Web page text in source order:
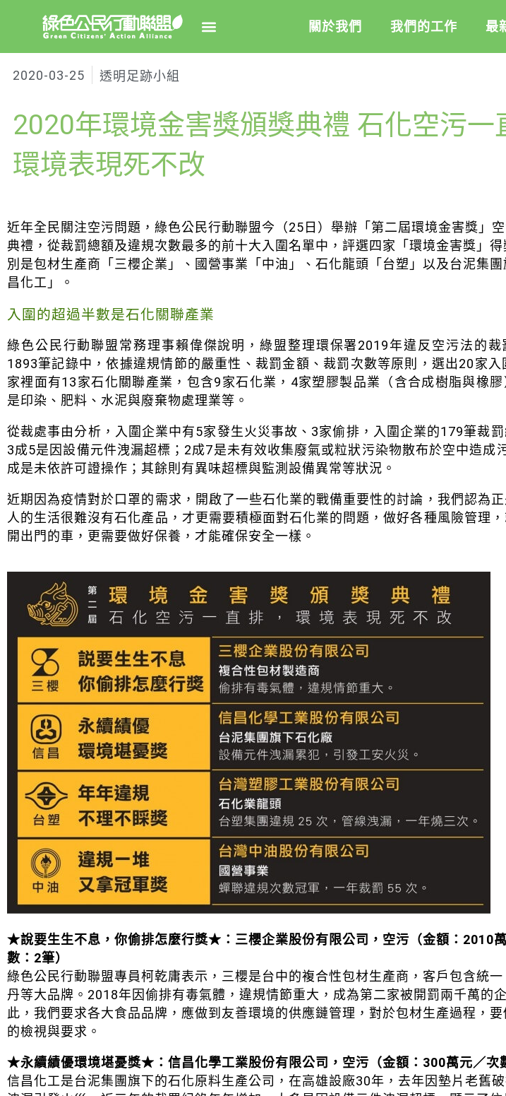
綠盟簡介
捐款徵信
年度報告與財報
廢除核電
關於我們 我們的工作 最
2020-03-25 透明足跡小組
2020年環境金害獎頒獎典禮 石化空污一
環境表現死不改
近年全民關注空污問題，綠色公民行動聯盟今（25日）舉辦「第二屆環境金害獎」
典禮，從裁罰總額及違規次數最多的前十大入圍名單中，評選四家「環境金害獎」
別是包材生產商「三櫻企業」、國營事業「中油」、石化龍頭「台塑」以及台泥集團
昌化工」。
入圍的超過半數是石化關聯產業
綠色公民行動聯盟常務理事賴偉傑說明，綠盟整理環保署2019年違反空污法的裁
1893筆記錄中，依據違規情節的嚴重性、裁罰金額、裁罰次數等原則，選出20家入
家裡面有13家石化關聯產業，包含9家石化業，4家塑膠製品業（含合成樹脂與橡膠
是印染、肥料、水泥與廢棄物處理業等。
從裁處事由分析，入圍企業中有5家發生火災事故、3家偷排，入圍企業的179筆裁
3成5是因設備元件洩漏超標；2成7是未有效收集廢氣或粒狀污染物散布於空中造成
成是未依許可證操作；其餘則有異味超標與監測設備異常等狀況。
近期因為疫情對於口罩的需求，開啟了一些石化業的戰備重要性的討論，我們認為
人的生活很難沒有石化產品，才更需要積極面對石化業的問題，做好各種風險管理
開出門的車，更需要做好保養，才能確保安全一樣。
★說要生生不息，你偷排怎麼行獎★ ：三櫻企業股份有限公司，空污（金額：2010
數：2筆）
綠色公民行動聯盟專員柯乾庸表示，三櫻是台中的複合性包材生產商，客戶包含統
丹等大品牌。2018年因偷排有毒氣體，違規情節重大，成為第二家被開罰兩千萬的
此，我們要求各大食品品牌，應做到友善環境的供應鏈管理，對於包材生產過程，
的檢視與要求。
★永續績優環境堪憂獎★ ：信昌化學工業股份有限公司，空污（金額：300萬元／次
信昌化工是台泥集團旗下的石化原料生產公司，在高雄設廠30年，去年因墊片老舊